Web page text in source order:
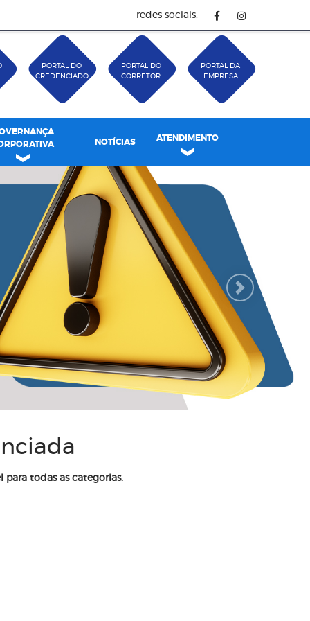
redes sociais:
PORTAL DO
CREDENCIADO
PORTAL DO
CORRETOR
PORTAL DA
EMPRESA
NOTÍCIAS ATENDIMENTO